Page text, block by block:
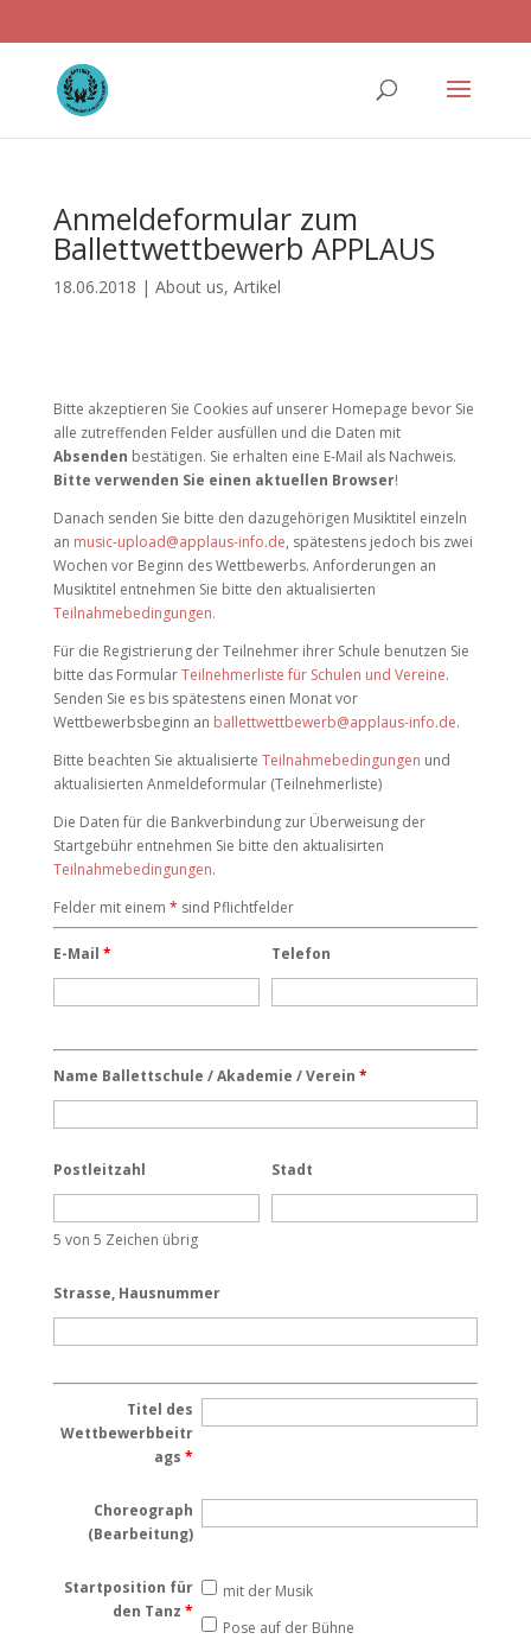
Anmeldeformular zum
Ballettwettbewerb APPLAUS
18.06.2018 | About us, Artikel
Bitte akzeptieren Sie Cookies auf unserer Homepage bevor Sie
alle zutreffenden Felder ausfüllen und die Daten mit
Absenden bestätigen. Sie erhalten eine E-Mail als Nachweis.
Bitte verwenden Sie einen aktuellen Browser!
Danach senden Sie bitte den dazugehörigen Musiktitel einzeln
an music-upload@applaus-info.de, spätestens jedoch bis zwei
Wochen vor Beginn des Wettbewerbs. Anforderungen an
Musiktitel entnehmen Sie bitte den aktualisierten
Teilnahmebedingungen.
Für die Registrierung der Teilnehmer ihrer Schule benutzen Sie
bitte das FormularTeilnehmerliste für Schulen und Vereine.
Senden Sie es bis spätestens einen Monat vor
Wettbewerbsbeginn an ballettwettbewerb@applaus-info.de.
Bitte beachten Sie aktualisierte Teilnahmebedingungen und
aktualisierten Anmeldeformular (Teilnehmerliste)
Die Daten für die Bankverbindung zur Überweisung der
Startgebühr entnehmen Sie bitte den aktualisirten
Teilnahmebedingungen.
Felder mit einem * sind Pflichtfelder
E-Mail * Telefon
Name Ballettschule / Akademie / Verein *
Postleitzahl
5 von 5 Zeichen übrig
Stadt
Strasse, Hausnummer
Titel des
Wettbewerbbeitr
ags*
Choreograph
(Bearbeitung)
Startposition für
den Tanz*
mit der Musik
Pose auf der Bühne